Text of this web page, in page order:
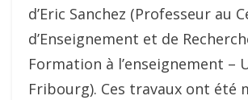
d’Eric Sanchez (Professeur au
d’Enseignement et de
Formation à l’enseignement –
Fribourg). Ces travaux ont été